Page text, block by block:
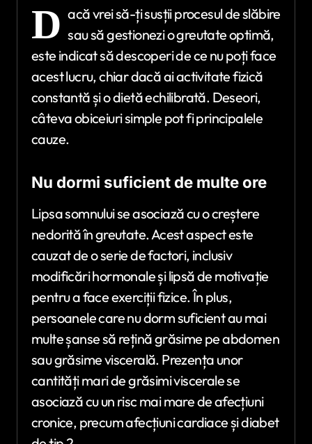
D acă vrei să-ți susții procesul de slăbire
sau să gestionezi o greutate optimă,
este indicat să descoperi de ce nu poți face
acest lucru, chiar dacă ai activitate fizică
constantă și o dietă echilibrată. Deseori,
câteva obiceiuri simple pot fi principalele
cauze.
Nu dormi suficient de multe ore
Lipsa somnului se asociază cu o creștere
nedorită în greutate. Acest aspect este
cauzat de o serie de factori, inclusiv
modificări hormonale și lipsă de motivație
pentru a face exerciții fizice. În plus,
persoanele care nu dorm suficient au mai
multe șanse să rețină grăsime pe abdomen
sau grăsime viscerală. Prezența unor
cantități mari de grăsimi viscerale se
asociază cu un risc mai mare de afecțiuni
cronice, precum afecțiuni cardiace și diabet